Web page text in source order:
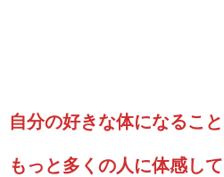
自分の好きな体になるこ
もっと多くの人に体感し